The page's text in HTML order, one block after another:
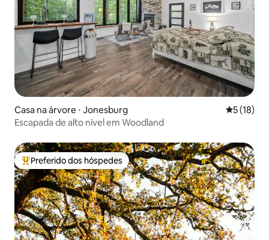
Casa na árvore ⋅ Jonesburg 5 de uma
5 (18)
Escapada de alto nível em Woodland
Entre os melhores preferidos dos hóspedes
Preferido dos hóspedes